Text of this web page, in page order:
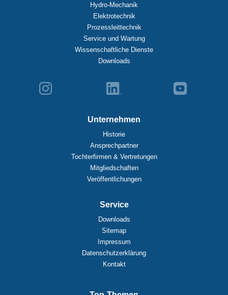
Hydro-Mechanik
Elektrotechnik
Prozessleittechnik
Service und Wartung
Wissenschaftliche Dienste
Downloads
Unternehmen
Historie
Ansprechpartner
Tochterfirmen & Vertretungen
Mitgliedschaften
Veröffentlichungen
Service
Downloads
Sitemap
Impressum
Datenschutzerklärung
Kontakt